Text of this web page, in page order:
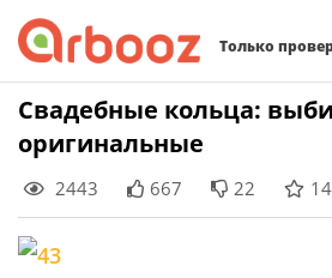
Только
Skip
content
Свадебные кольца:
оригинальные
2443 667 22
Найти: